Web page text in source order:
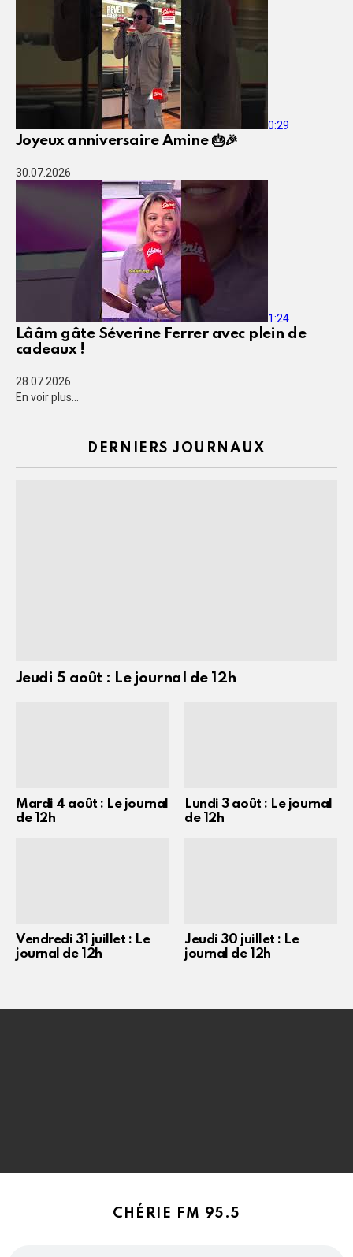
0:29
Joyeux anniversaire Amine 🎂🎉
30.07.2026
1:24
Lââm gâte Séverine Ferrer avec plein de
cadeaux !
28.07.2026
En voir plus...
DERNIERS JOURNAUX
Jeudi 5 août : Le journal de 12h
Mardi 4 août : Le journal
de 12h
Lundi 3 août : Le journal
de 12h
Vendredi 31 juillet : Le
journal de 12h
Jeudi 30 juillet : Le
journal de 12h
CHÉRIE FM 95.5